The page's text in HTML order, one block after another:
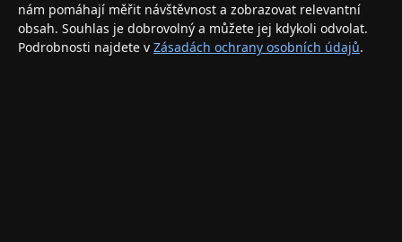
INFORMACE
Doprava a doručení
nám pomáhají měřit návštěvnost a zobrazovat relevantní
obsah. Souhlas je dobrovolný a můžete jej kdykoli odvolat.
Podrobnosti najdete v Zásadách ochrany osobních údajů.